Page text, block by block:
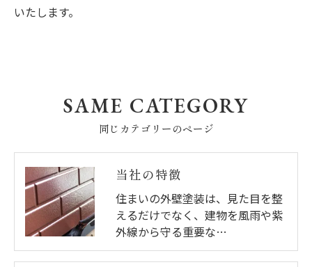
いたします。
同じカテゴリーのページ
SAME CATEGORY
当社の特徴
住まいの外壁塗装は、見た目を整
えるだけでなく、建物を風雨や紫
外線から守る重要な…